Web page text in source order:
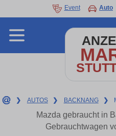
Event Auto
❯ AUTOS ❯ BACKNANG ❯
Mazda gebraucht in
Gebrauchtwagen